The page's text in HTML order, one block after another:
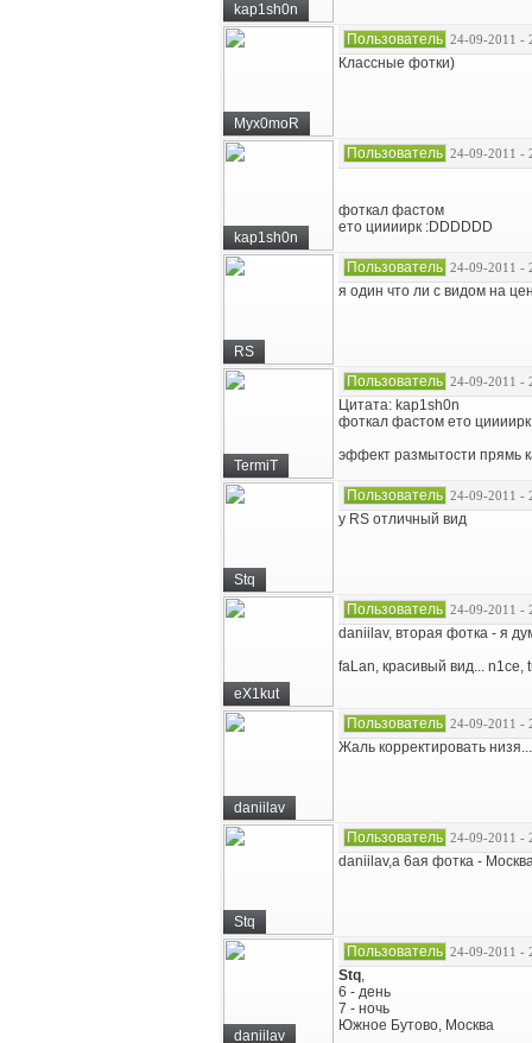
kap1sh0n
Myx0moR
Пользователь 24-09-2011 -
Классные фотки)
kap1sh0n
Пользователь 24-09-2011 -
фоткал фастом
ето циииирк :DDDDDD
RS
Пользователь 24-09-2011 -
я один что ли с видом на
TermiT
Пользователь 24-09-2011 -
Цитата: kap1sh0n
фоткал фастом ето
эффект размытости прямь
Stq
Пользователь 24-09-2011 -
у RS отличный вид
eX1kut
Пользователь 24-09-2011 -
daniilav, вторая фотка - я
faLan, красивый вид... n1ce,
daniilav
Пользователь 24-09-2011 -
Жаль корректировать
Stq
Пользователь 24-09-2011 -
daniilav,а 6ая фотка -
daniilav
Пользователь 24-09-2011 -
Stq,
6 - день
7 - ночь
Южное Бутово, Москва